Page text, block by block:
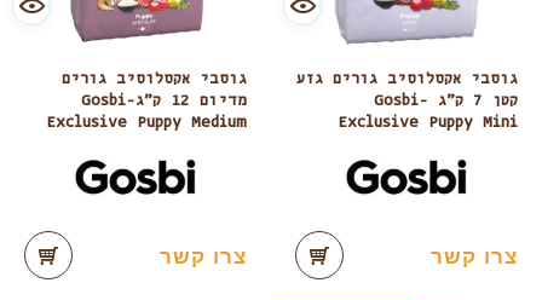
גוסבי אקסלוסיב גורים גזע
קטן 7 ק”ג -Gosbi
Exclusive Puppy Mini
צרו קשר
גוסבי אקסלוסיב גורים
מדיום 12 ק”ג-Gosbi
Exclusive Puppy Medium
צרו קשר